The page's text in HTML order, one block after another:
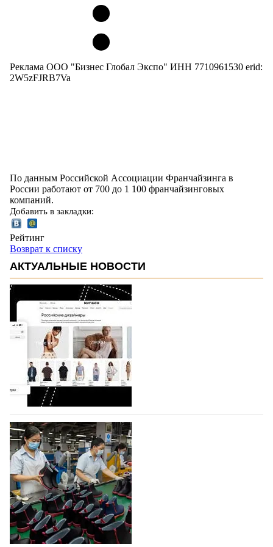
Реклама ООО "Бизнес Глобал Экспо" ИНН 7710961530 erid:
2W5zFJRB7Va
По данным Российской Ассоциации Франчайзинга в
России работают от 700 до 1 100 франчайзинговых
компаний.
Добавить в закладки:
Рейтинг
Возврат к списку
АКТУАЛЬНЫЕ НОВОСТИ
На платформе Lamoda - новый раздел и
условия продвижения локальных
дизайнерских марок
Российский маркетплейс Lamoda решил обновить
раздел для продажи продукции локальных
дизайнерских марок одежды, обуви и аксессуаров.
Бренды также получат маркетинговую…